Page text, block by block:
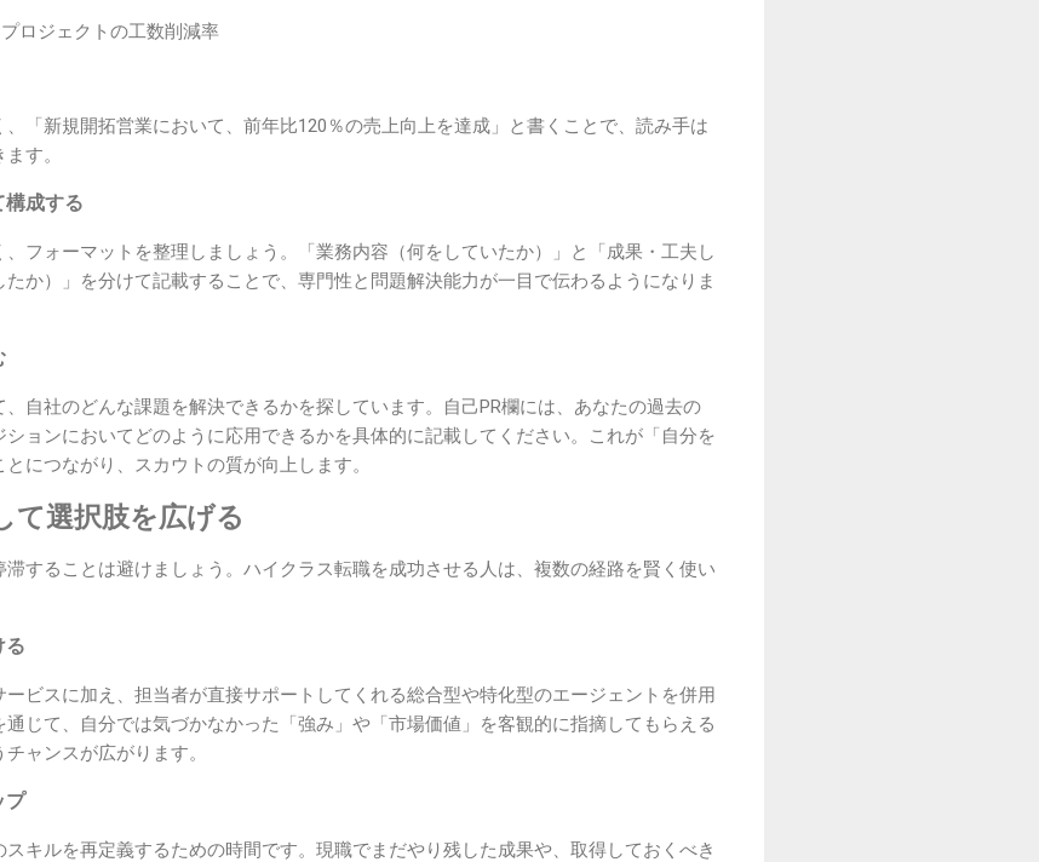
ロジェクトの工数削減率
、「新規開拓営業において、前年比120％の売上向上を達成」と書くことで、読み手は
す。
成する
フォーマットを整理しましょう。「業務内容（何をしていたか）」と「成果・工夫し
か）」を分けて記載することで、専門性と問題解決能力が一目で伝わるようになりま
自社のどんな課題を解決できるかを探しています。自己PR欄には、あなたの過去の
ョンにおいてどのように応用できるかを具体的に記載してください。これが「自分を
につながり、スカウトの質が向上します。
て選択肢を広げる
することは避けましょう。ハイクラス転職を成功させる人は、複数の経路を賢く使い
る
ビスに加え、担当者が直接サポートしてくれる総合型や特化型のエージェントを併用
じて、自分では気づかなかった「強み」や「市場価値」を客観的に指摘してもらえる
ャンスが広がります。
プ
キルを再定義するための時間です。現職でまだやり残した成果や、取得しておくべき